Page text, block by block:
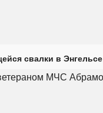
свалки в Энгельсе